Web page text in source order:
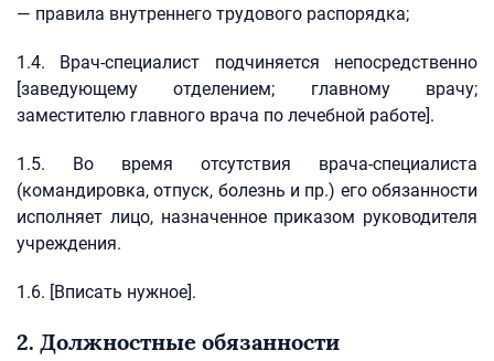
— правила внутреннего трудового распорядка;
1.4. Врач-специалист подчиняется непосредственно
[заведующему отделением; главному врачу;
заместителю главного врача по лечебной работе].
1.5. Во время отсутствия врача-специалиста
(командировка, отпуск, болезнь и пр.) его обязанности
исполняет лицо, назначенное приказом руководителя
учреждения.
1.6. [Вписать нужное].
2. Должностные обязанности